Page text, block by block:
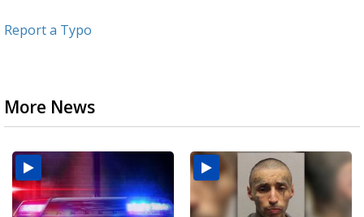
Report a Typo
More News